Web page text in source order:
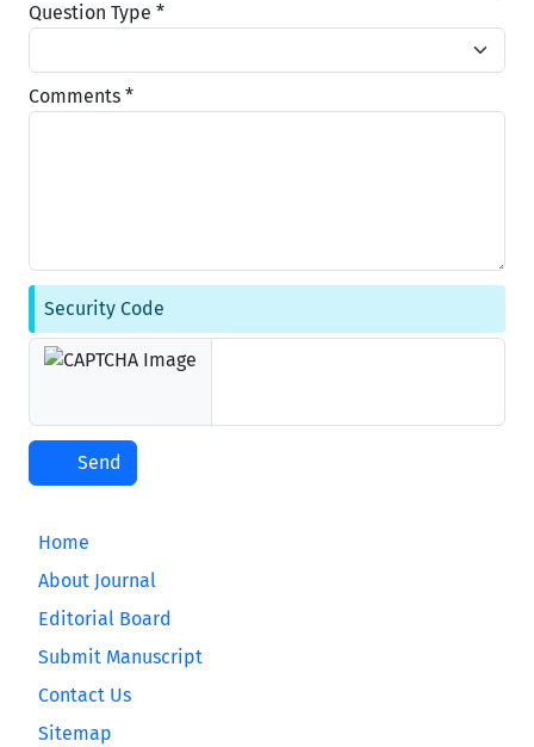
Question Type *
Comments *
Security Code
Send
Home
About Journal
Editorial Board
Submit Manuscript
Contact Us
Sitemap